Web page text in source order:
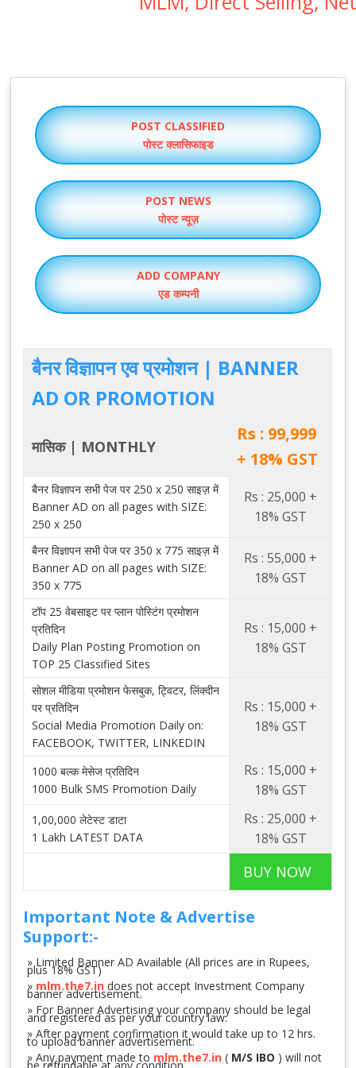
POST CLASSIFIED
पोस्ट क्लासिफाइड
POST NEWS
पोस्ट न्यूज़
ADD COMPANY
एड कम्पनी
बैनर विज्ञापन एव प्रमोशन | BANNER
AD OR PROMOTION
मासिक | MONTHLY
Rs : 99,999
+ 18% GST
बैनर विज्ञापन सभी पेज पर 250 x 250 साइज़ में
Banner AD on all pages with SIZE:
250 x 250
Rs : 25,000 +
18% GST
बैनर विज्ञापन सभी पेज पर 350 x 775 साइज़ में
Banner AD on all pages with SIZE:
350 x 775
Rs : 55,000 +
18% GST
टॉप 25 वेबसाइट पर प्लान पोस्टिंग प्रमोशन
प्रतिदिन
Daily Plan Posting Promotion on
TOP 25 Classified Sites
Rs : 15,000 +
18% GST
सोशल मीडिया प्रमोशन फेसबुक, ट्विटर, लिंक्दीन
पर प्रतिदिन
Social Media Promotion Daily on:
FACEBOOK, TWITTER, LINKEDIN
Rs : 15,000 +
18% GST
1000 बल्क मेसेज प्रतिदिन
1000 Bulk SMS Promotion Daily
Rs : 15,000 +
18% GST
1,00,000 लेटेस्ट डाटा
1 Lakh LATEST DATA
Rs : 25,000 +
18% GST
BUY NOW
Important Note & Advertise
Support:-
» Limited Banner AD Available (All prices are in Rupees,
plus 18% GST)
» mlm.the7.in does not accept Investment Company
banner advertisement.
» For Banner Advertising your company should be legal
and registered as per your country law.
» After payment confirmation it would take up to 12 hrs.
to upload banner advertisement.
» Any payment made to mlm.the7.in ( M/S IBO ) will not